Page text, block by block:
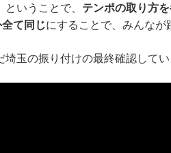
いうことで、 テンポの取り方
て同じにすることで、みんなが
玉の振り付けの最終確認してい